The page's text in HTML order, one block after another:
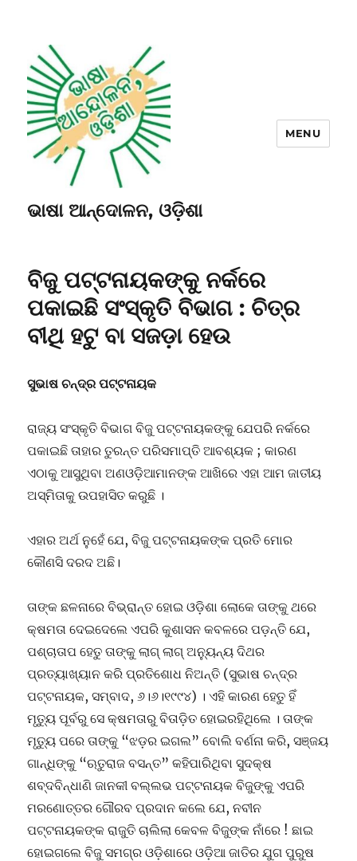
ଭାଷା ଆନ୍ଦୋଳନ, ଓଡ଼ିଶା
MENU
ବିଜୁ ପଟ୍ଟନାୟକଙ୍କୁ ନର୍କରେ
ପକାଇଛି ସଂସ୍କୃତି ବିଭାଗ : ଚିତ୍ର
ବୀଥି ହଟୁ ବା ସଜଡ଼ା ହେଉ
ସୁଭାଷ ଚନ୍ଦ୍ର ପଟ୍ଟନାୟକ
ରାଜ୍ୟ ସଂସ୍କୃତି ବିଭାଗ ବିଜୁ ପଟ୍ଟନାୟକଙ୍କୁ ଯେପରି ନର୍କରେ
ପକାଇଛି ତାହାର ତୁରନ୍ତ ପରିସମାପ୍ତି ଆବଶ୍ୟକ ; କାରଣ
ଏଠାକୁ ଆସୁଥିବା ଅଣଓଡ଼ିଆମାନଙ୍କ ଆଖିରେ ଏହା ଆମ ଜାତୀୟ
ଅସ୍ମିତାକୁ ଉପହାସିତ କରୁଛି ।
ଏହାର ଅର୍ଥ ନୁହେଁ ଯେ, ବିଜୁ ପଟ୍ଟନାୟକଙ୍କ ପ୍ରତି ମୋର
କୌଣସି ଦରଦ ଅଛି।
ତାଙ୍କ ଛଳନାରେ ବିଭ୍ରାନ୍ତ ହୋଇ ଓଡ଼ିଶା ଲୋକେ ତାଙ୍କୁ ଥରେ
କ୍ଷମତା ଦେଇଦେଲେ ଏପରି କୁଶାସନ କବଳରେ ପଡ଼ନ୍ତି ଯେ,
ପଶ୍ଚାତାପ ହେତୁ ତାଙ୍କୁ ଲାଗ୍ ଲାଗ୍ ଅନ୍ୟୁନ୍ୟ ଦିଥର
ପ୍ରତ୍ୟାଖ୍ୟାନ କରି ପ୍ରତିଶୋଧ ନିଅନ୍ତି (ସୁଭାଷ ଚନ୍ଦ୍ର
ପଟ୍ଟନାୟକ, ସମ୍ବାଦ, ୬।୬।୧୯୯୪) । ଏହି କାରଣ ହେତୁ ହିଁ
ମୃତ୍ୟୁ ପୂର୍ବରୁ ସେ କ୍ଷମତାରୁ ବିତାଡ଼ିତ ହୋଇରହିଥିଲେ । ତାଙ୍କ
ମୃତ୍ୟୁ ପରେ ତାଙ୍କୁ “ଝଡ଼ର ଇଗଲ” ବୋଲି ବର୍ଣନା କରି, ସଞ୍ଜୟ
ଗାନ୍ଧିଙ୍କୁ “ଋତୁରାଜ ବସନ୍ତ” କହିପାରିଥିବା ସୁଦକ୍ଷ
ଶବ୍ଦବିନ୍ଧାଣି ଜାନକୀ ବଲ୍ଲଭ ପଟ୍ଟନାୟକ ବିଜୁଙ୍କୁ ଏପରି
ମରଣୋତ୍ତର ଗୌରବ ପ୍ରଦାନ କଲେ ଯେ, ନବୀନ
ପଟ୍ଟନାୟକଙ୍କ ରାଜୁତି ଚାଲିଲା କେବଳ ବିଜୁଙ୍କ ନାଁରେ ! ଛାଇ
ହୋଇଗଲେ ବିଜୁ ସମଗ୍ର ଓଡ଼ିଶାରେ ଓଡ଼ିଆ ଜାତିର ଯୁଗ ପୁରୁଷ